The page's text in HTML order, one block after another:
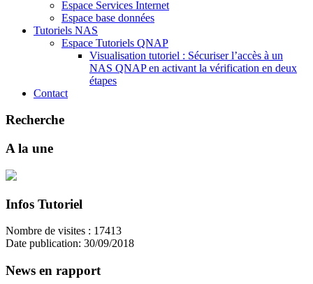
Espace Services Internet
Espace base données
Tutoriels NAS
Espace Tutoriels QNAP
Visualisation tutoriel : Sécuriser l’accès à un
NAS QNAP en activant la vérification en deux
étapes
Contact
Recherche
A la une
Infos Tutoriel
Nombre de visites : 17413
Date publication: 30/09/2018
News en rapport